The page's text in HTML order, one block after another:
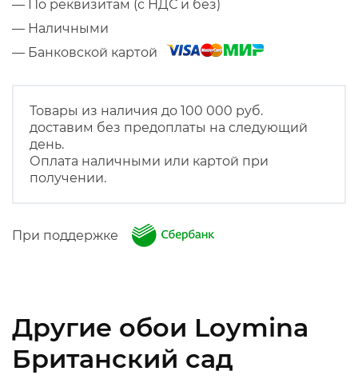
— По реквизитам (с НДС и без)
— Наличными
— Банковской картой
Товары из наличия до 100 000 руб.
доставим без предоплаты на следующий
день.
Оплата наличными или картой при
получении.
При поддержке
Другие обои Loymina
Британский сад